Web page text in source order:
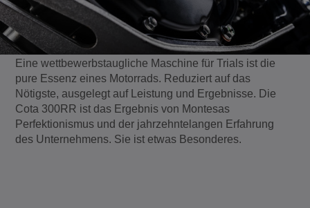
Eine wettbewerbstaugliche Maschine für Trials ist die
pure Essenz eines Motorrads. Reduziert auf das
Nötigste, ausgelegt auf Leistung und Ergebnisse. Die
Cota 300RR ist das Ergebnis von Montesas
Perfektionismus und der jahrzehntelangen Erfahrung
des Unternehmens. Sie ist etwas Besonderes.